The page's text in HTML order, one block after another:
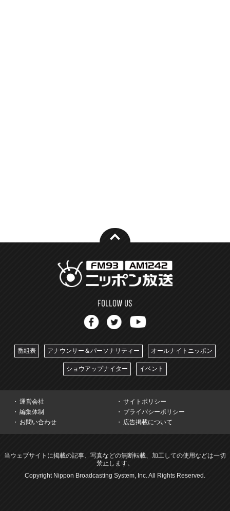
番組表 アナウンサー＆パーソナリティー オールナイトニッポン
ショウアップナイター イベント
運営会社
サイトポリシー
編集体制
プライバシーポリシー
お問い合わせ
広告掲載について
当ウェブサイトに掲載の記事、写真などの無断転載、加工しての使用などは一切
禁止します。
Copyright Nippon Broadcasting System, Inc. All Rights Reserved.